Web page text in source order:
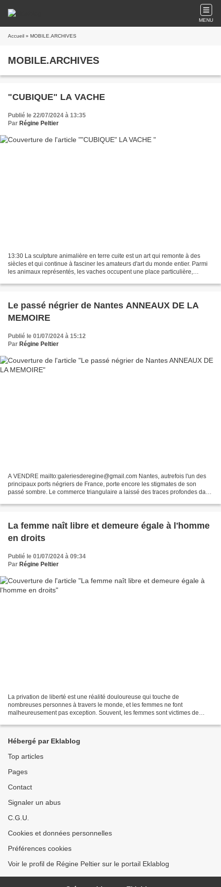
MENU
Accueil » MOBILE.ARCHIVES
MOBILE.ARCHIVES
"CUBIQUE" LA VACHE
Publié le 22/07/2024 à 13:35
Par Régine Peltier
13:30 La sculpture animalière en terre cuite est un art qui remonte à des
siècles et qui continue à fasciner les amateurs d'art du monde entier. Parmi
les animaux représentés, les vaches occupent une place particulière,
Le passé négrier de Nantes ANNEAUX DE LA
MEMOIRE
Publié le 01/07/2024 à 15:12
Par Régine Peltier
A VENDRE mailto:galeriesderegine@gmail.com Nantes, autrefois l'un des
principaux ports négriers de France, porte encore les stigmates de son
passé sombre. Le commerce triangulaire a laissé des traces profondes dans
La femme naît libre et demeure égale à l'homme
en droits
Publié le 01/07/2024 à 09:34
Par Régine Peltier
La privation de liberté est une réalité douloureuse qui touche de
nombreuses personnes à travers le monde, et les femmes ne font
malheureusement pas exception. Souvent, les femmes sont victimes de
Hébergé par Eklablog
Top articles
Pages
Contact
Signaler un abus
C.G.U.
Cookies et données personnelles
Préférences cookies
Voir le profil de Régine Peltier sur le portail Eklablog